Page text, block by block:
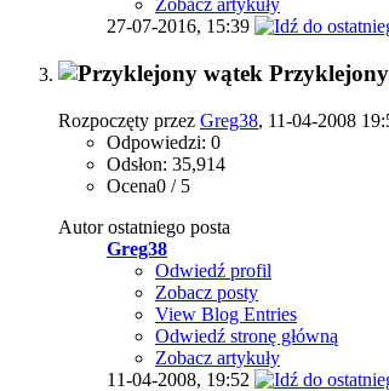
Zobacz artykuły
27-07-2016, 15:39
Rozpoczęty przez Greg38, 11-04-2008
Odpowiedzi: 0
Odsłon: 35,914
Ocena0 / 5
Autor ostatniego posta
Greg38
Odwiedź profil
Zobacz posty
View Blog Entries
Odwiedź stronę główną
Zobacz artykuły
11-04-2008, 19:52